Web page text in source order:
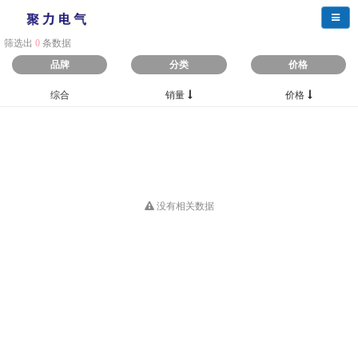
导航
筛选出 0 条数据
品牌
分类 价格
综合 销量 价格
没有相关数据